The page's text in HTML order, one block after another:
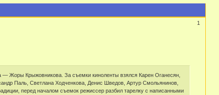
1
Жоры Крыжовникова. За съемки киноленты взялся Карен Оганесян,
Паль, Светлана Ходченкова, Денис Шведов, Артур Смольянинов,
перед началом съемок режиссер разбил тарелку с написанными